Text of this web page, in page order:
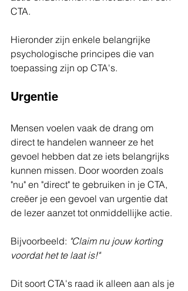
CTA.
Hieronder zijn enkele belangrijke
psychologische principes die van
toepassing zijn op CTA's.
Urgentie
Mensen voelen vaak de drang om
direct te handelen wanneer ze het
gevoel hebben dat ze iets belangrijks
kunnen missen. Door woorden zoals
"nu" en "direct" te gebruiken in je CTA,
creëer je een gevoel van urgentie dat
de lezer aanzet tot onmiddellijke actie.
Bijvoorbeeld: "Claim nu jouw korting
voordat het te laat is!"
Dit soort CTA's raad ik alleen aan als je